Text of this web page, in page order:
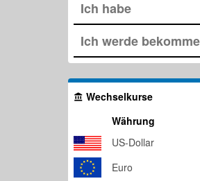
Wechselkurse
Währung
US-Dollar
Euro